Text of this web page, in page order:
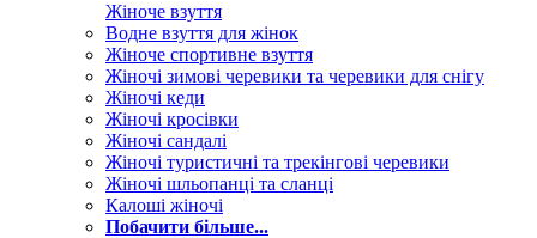
Жіноче взуття
Водне взуття для жінок
Жіноче спортивне взуття
Жіночі зимові черевики та черевики для снігу
Жіночі кеди
Жіночі кросівки
Жіночі сандалі
Жіночі туристичні та трекінгові черевики
Жіночі шльопанці та сланці
Калоші жіночі
Побачити більше...